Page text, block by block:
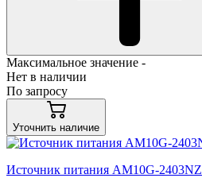
Максимальное значение -
Нет в наличии
По запросу
Уточнить наличие
Источник питания AM10G-2403NZ